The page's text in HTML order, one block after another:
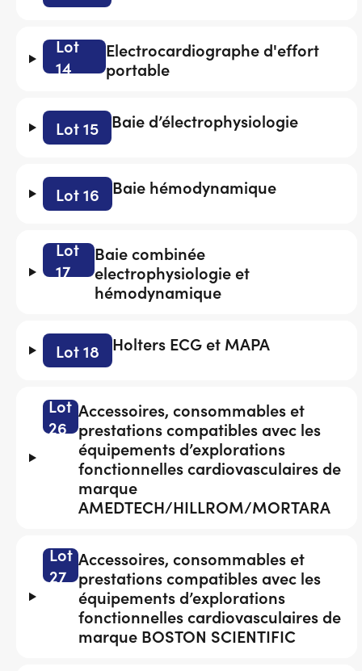
Lot
14
Electrocardiographe d'effort
portable
Lot 15 Baie d’électrophysiologie
Lot 16 Baie hémodynamique
Lot
17
Baie combinée
electrophysiologie et
hémodynamique
Lot 18 Holters ECG et MAPA
Lot
26
Accessoires, consommables et
prestations compatibles avec les
équipements d’explorations
fonctionnelles cardiovasculaires de
marque
AMEDTECH/HILLROM/MORTARA
Lot
27
Accessoires, consommables et
prestations compatibles avec les
équipements d’explorations
fonctionnelles cardiovasculaires de
marque BOSTON SCIENTIFIC